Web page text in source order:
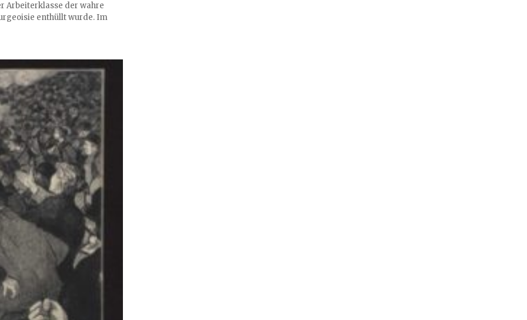
Arbeiterklasse der wahre
enthüllt wurde. Im